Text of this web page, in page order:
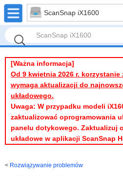
ScanSnap iX1600
[Ważna informacja]
Od 9 kwietnia 2026 r. korzystanie
wymaga aktualizacji do
układowego.
Uwaga: W przypadku modeli
zaktualizować oprogramowania
panelu dotykowego. Zaktualizuj
układowe w aplikacji ScanSnap
Rozwiązywanie problemów